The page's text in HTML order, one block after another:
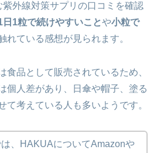
外線対策サプリの口コミを確認
日1粒で続けやすいことや小粒で
れている感想が見られます。
食品として販売されているため、
個人差があり、日傘や帽子、塗る
て考えている人も多いようです。
、HAKUAについてAmazonや